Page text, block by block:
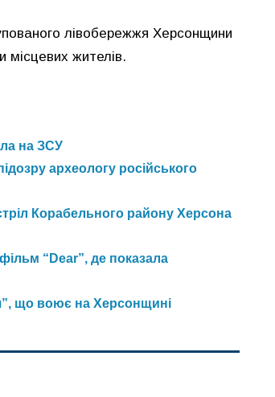
лівобережжя Херсонщини
місцевих жителів.
на ЗСУ
археологу російського
Корабельного району Херсона
“Dear”, де показала
що воює на Херсонщині